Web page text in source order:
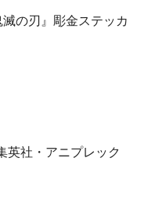
の刃』彫金ステッカ
英社・アニプレック